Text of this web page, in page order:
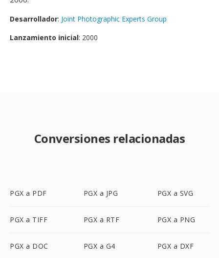
Desarrollador: Joint Photographic Experts Group
Lanzamiento inicial: 2000
Conversiones relacionadas
PGX a PDF PGX a JPG PGX a SVG
PGX a TIFF PGX a RTF PGX a PNG
PGX a DOC PGX a G4 PGX a DXF